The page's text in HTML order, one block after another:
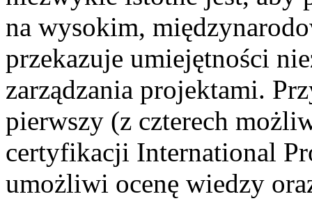
na wysokim,
przekazuje umiejętności
zarządzania projektami.
pierwszy (z czterech
certyfikacji International
umożliwi ocenę wiedzy